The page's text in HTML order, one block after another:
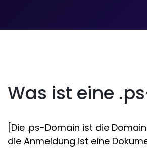
Was ist eine
[Die .ps-Domain ist die
die Anmeldung ist eine